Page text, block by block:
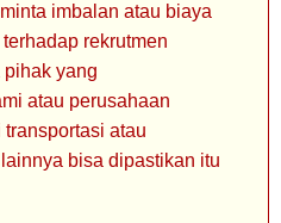
imbalan atau biaya
rekrutmen
yang
atau perusahaan
atau
bisa dipastikan itu